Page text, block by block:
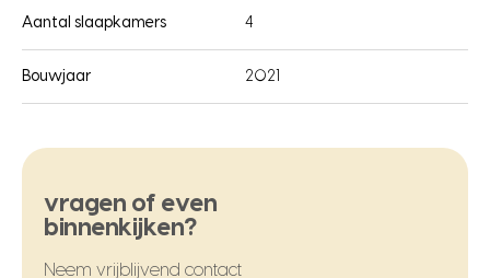
Aantal slaapkamers 4
Bouwjaar 2021
vragen of even
binnenkijken?
Neem vrijblijvend contact